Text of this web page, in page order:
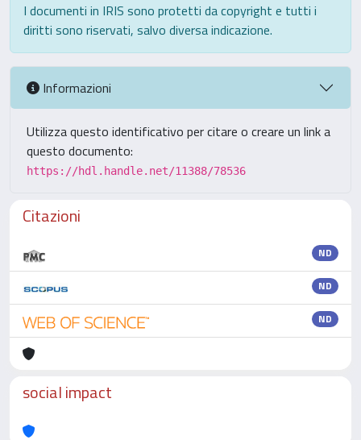
I documenti in IRIS sono protetti da copyright e tutti i
diritti sono riservati, salvo diversa indicazione.
Informazioni
Utilizza questo identificativo per citare o creare un link a
questo documento:
https://hdl.handle.net/11388/78536
Citazioni
ND
ND
ND
social impact